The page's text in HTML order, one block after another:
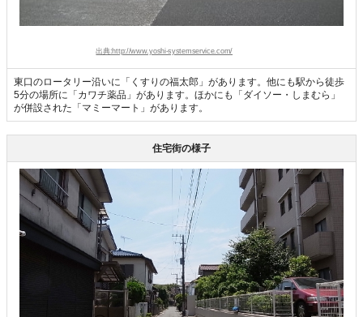
出典:http://www.yoshi-systemservice.com/
東口のロータリー沿いに「くすりの福太郎」があります。他にも駅から徒歩
5分の場所に「カワチ薬品」があります。ほかにも「ダイソー・しまむら」
が併設された「マミーマート」があります。
住宅街の様子